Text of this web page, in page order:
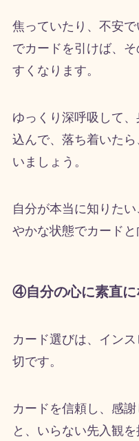
焦っていたり、不安
でカードを引けば、
すくなります。
ゆっくり深呼吸して
込んで、落ち着いた
いましょう。
自分が本当に知りた
やかな状態でカードと
④自分の心に素直に
カード選びは、イン
切です。
カードを信頼し、感
と、いらない先入観